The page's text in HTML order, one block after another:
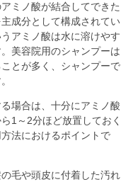
ミノ酸が結合してできた
成分として構成されてい
アミノ酸は水に溶けやす
美容院用のシャンプーは
とが多く、シャンプーで
場合は、十分にアミノ酸
1～2分ほど放置しておく
法におけるポイントで
毛や頭皮に付着した汚れ